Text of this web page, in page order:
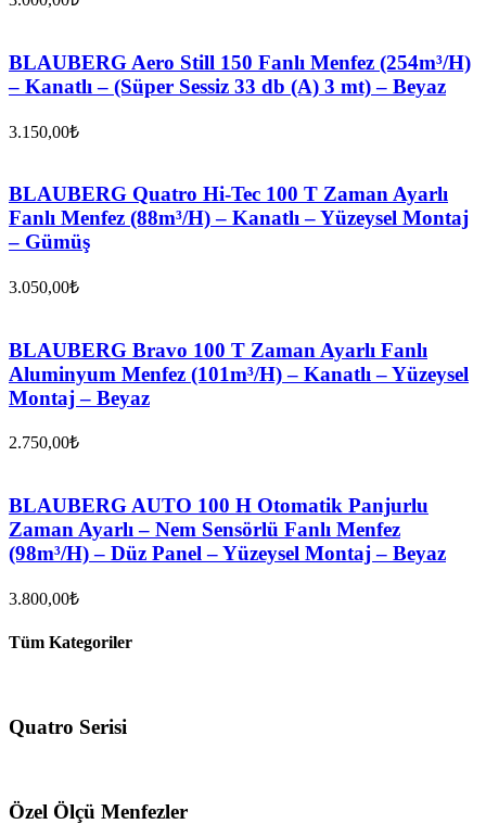
BLAUBERG Aero Still 150 Fanlı Menfez (254m³/H)
– Kanatlı – (Süper Sessiz 33 db (A) 3 mt) – Beyaz
3.150,00₺
BLAUBERG Quatro Hi-Tec 100 T Zaman Ayarlı
Fanlı Menfez (88m³/H) – Kanatlı – Yüzeysel Montaj
– Gümüş
3.050,00₺
BLAUBERG Bravo 100 T Zaman Ayarlı Fanlı
Aluminyum Menfez (101m³/H) – Kanatlı – Yüzeysel
Montaj – Beyaz
2.750,00₺
BLAUBERG AUTO 100 H Otomatik Panjurlu
Zaman Ayarlı – Nem Sensörlü Fanlı Menfez
(98m³/H) – Düz Panel – Yüzeysel Montaj – Beyaz
3.800,00₺
Tüm Kategoriler
Quatro Serisi
Özel Ölçü Menfezler